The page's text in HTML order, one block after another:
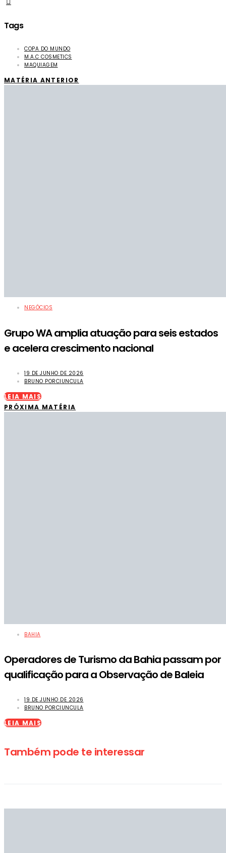
Tags
COPA DO MUNDO
M.A.C COSMETICS
MAQUIAGEM
MATÉRIA ANTERIOR
NEGÓCIOS
Grupo WA amplia atuação para seis estados
e acelera crescimento nacional
19 DE JUNHO DE 2026
BRUNO PORCIUNCULA
LEIA MAIS
PRÓXIMA MATÉRIA
BAHIA
Operadores de Turismo da Bahia passam por
qualificação para a Observação de Baleia
19 DE JUNHO DE 2026
BRUNO PORCIUNCULA
LEIA MAIS
Também pode te interessar